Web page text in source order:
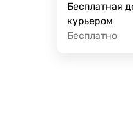
Бесплатная
курьером
Бесплатно